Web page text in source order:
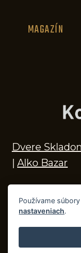
MAGAZÍN
Dvere
| Alko Bazar
© 2026
doplnky
Používame
nastaveniach.